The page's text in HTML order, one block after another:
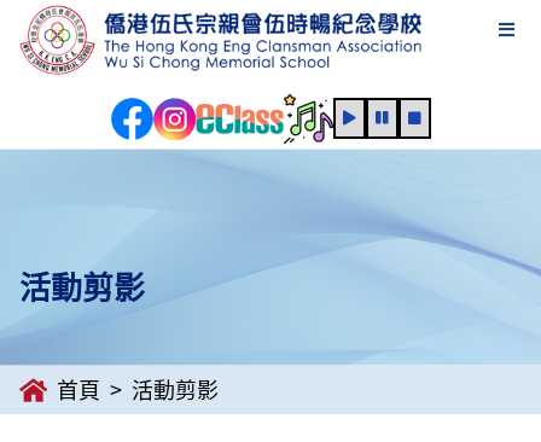
活動剪影
首頁 活動剪影